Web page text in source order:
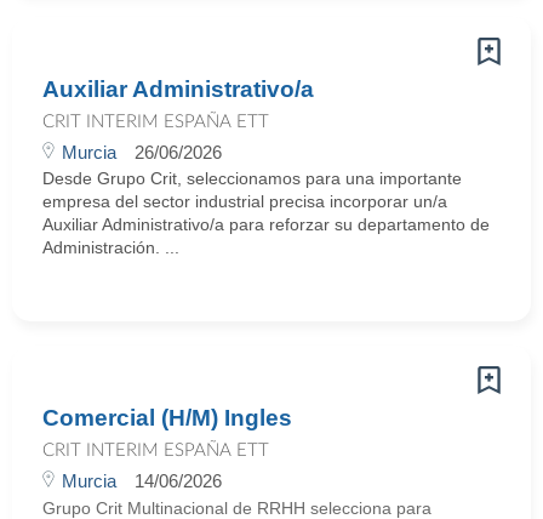
Auxiliar Administrativo/a
CRIT INTERIM ESPAÑA ETT
Murcia 26/06/2026
Desde Grupo Crit, seleccionamos para una importante
empresa del sector industrial precisa incorporar un/a
Auxiliar Administrativo/a para reforzar su departamento de
Administración. ...
Comercial (H/M) Ingles
CRIT INTERIM ESPAÑA ETT
Murcia 14/06/2026
Grupo Crit Multinacional de RRHH selecciona para